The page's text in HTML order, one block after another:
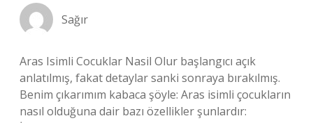
Sağır
Aras Isimli Cocuklar Nasil Olur başlangıcı açık
anlatılmış, fakat detaylar sanki sonraya bırakılmış.
Benim çıkarımım kabaca şöyle: Aras isimli çocukların
nasıl olduğuna dair bazı özellikler şunlardır: